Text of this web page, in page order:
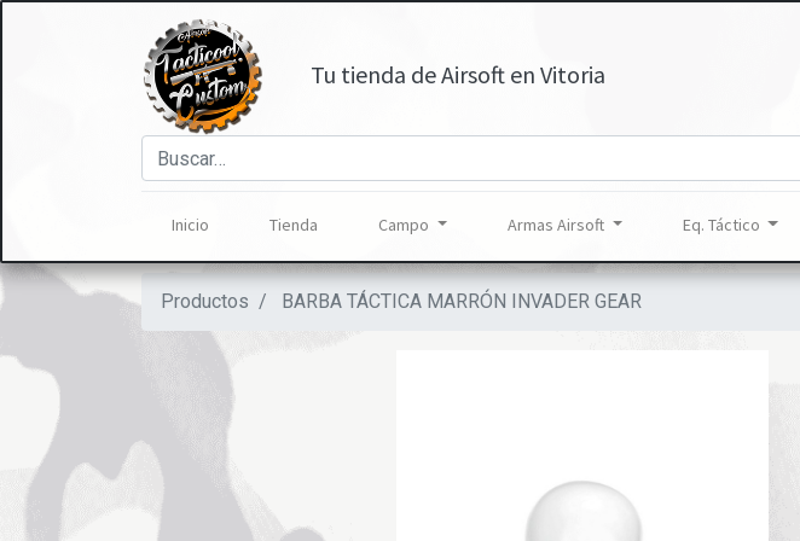
Tu tienda de Airsoft en Vitoria
Inicio Tienda Campo Armas Airsoft Eq. Táctico
Productos BARBA TÁCTICA MARRÓN INVADER GEAR